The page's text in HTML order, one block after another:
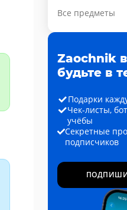
Все предметы
Zaochnik
будьте в
Подарки
Чек-листы,
учёбы
Секретные
подписчиков